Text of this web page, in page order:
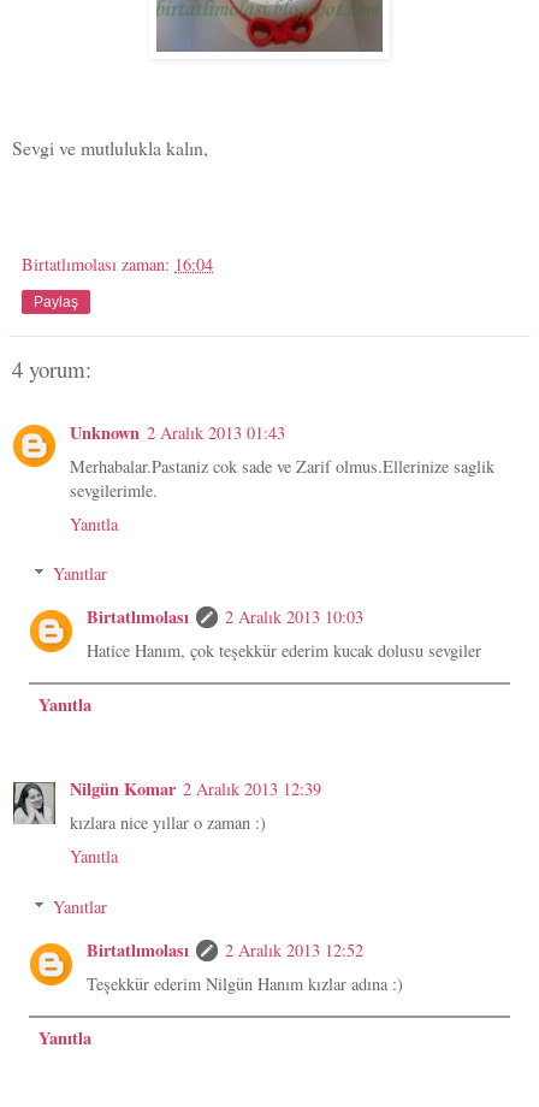
Sevgi ve mutlulukla kalın,
Birtatlımolası zaman: 16:04
Paylaş
4 yorum:
Unknown 2 Aralık 2013 01:43
Merhabalar.Pastaniz cok sade ve Zarif olmus.Ellerinize saglik
sevgilerimle.
Yanıtla
Yanıtlar
Birtatlımolası
2 Aralık 2013 10:03
Hatice Hanım, çok teşekkür ederim kucak dolusu sevgiler
Yanıtla
Nilgün Komar 2 Aralık 2013 12:39
kızlara nice yıllar o zaman :)
Yanıtla
Yanıtlar
Birtatlımolası
2 Aralık 2013 12:52
Teşekkür ederim Nilgün Hanım kızlar adına :)
Yanıtla